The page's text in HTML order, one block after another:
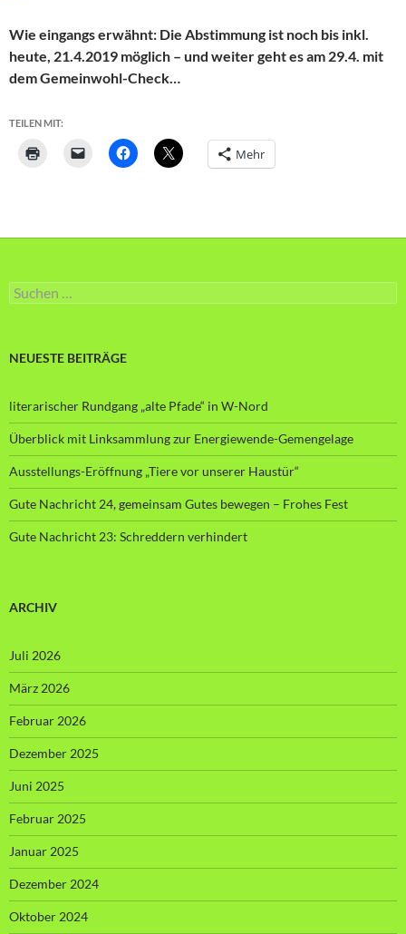
Wie eingangs erwähnt: Die Abstimmung ist noch bis inkl.
heute, 21.4.2019 möglich – und weiter geht es am 29.4. mit
dem Gemeinwohl-Check…
TEILEN MIT:
Mehr
Suche
nach:
NEUESTE BEITRÄGE
literarischer Rundgang „alte Pfade“ in W-Nord
Überblick mit Linksammlung zur Energiewende-Gemengelage
Ausstellungs-Eröffnung „Tiere vor unserer Haustür“
Gute Nachricht 24, gemeinsam Gutes bewegen – Frohes Fest
Gute Nachricht 23: Schreddern verhindert
ARCHIV
Juli 2026
März 2026
Februar 2026
Dezember 2025
Juni 2025
Februar 2025
Januar 2025
Dezember 2024
Oktober 2024